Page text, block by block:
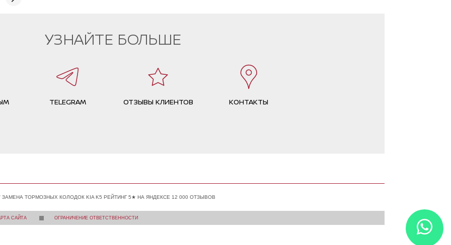
УЗНАЙТЕ БОЛЬШЕ
TELEGRAM ОТЗЫВЫ КЛИЕНТОВ КОНТАКТЫ
ЗАМЕНА ТОРМОЗНЫХ КОЛОДОК KIA K5 РЕЙТИНГ 5★ НА ЯНДЕКСЕ 12 000 ОТЗЫВОВ
САЙТА ОГРАНИЧЕНИЕ ОТВЕТСТВЕННОСТИ